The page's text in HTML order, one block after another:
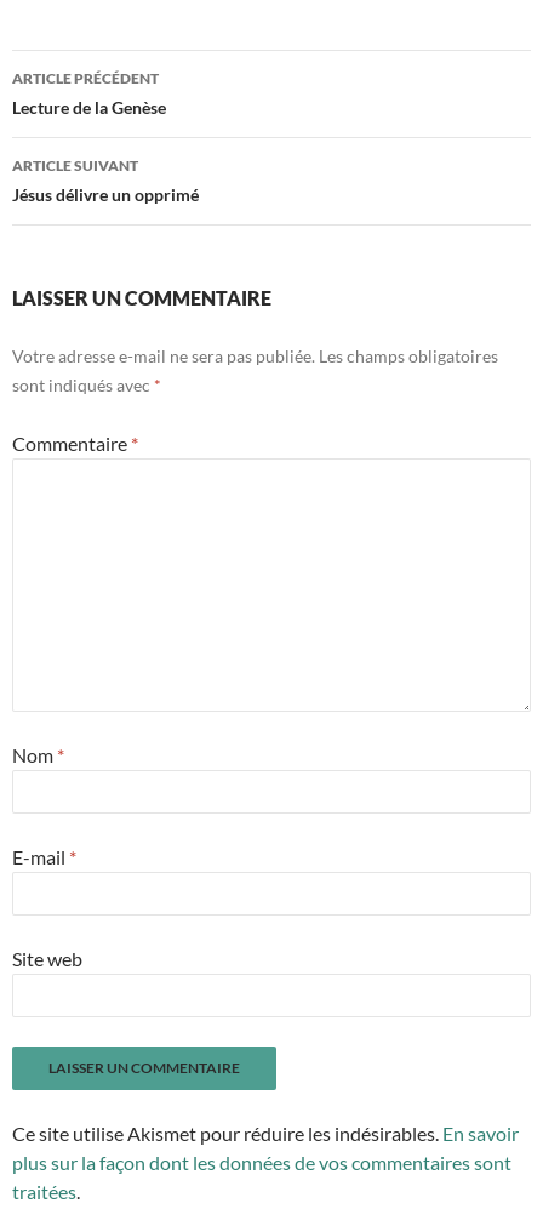
Navigation
des
articles
ARTICLE PRÉCÉDENT
Lecture de la Genèse
ARTICLE SUIVANT
Jésus délivre un opprimé
LAISSER UN COMMENTAIRE
Votre adresse e-mail ne sera pas publiée. Les champs obligatoires
sont indiqués avec *
Commentaire *
Nom *
E-mail *
Site web
Ce site utilise Akismet pour réduire les indésirables. En savoir
plus sur la façon dont les données de vos commentaires sont
traitées.